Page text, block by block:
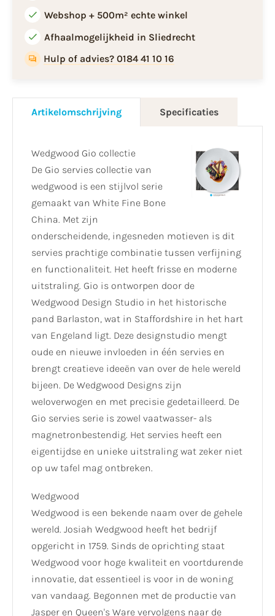
Webshop + 500m² echte winkel
Afhaalmogelijkheid in Sliedrecht
Hulp of advies? 0184 41 10 16
Artikelomschrijving Specificaties
Wedgwood Gio collectie
De Gio servies collectie van
wedgwood is een stijlvol serie
gemaakt van White Fine Bone
China. Met zijn
onderscheidende, ingesneden motieven is dit
servies prachtige combinatie tussen verfijning
en functionaliteit. Het heeft frisse en moderne
uitstraling. Gio is ontworpen door de
Wedgwood Design Studio in het historische
pand Barlaston, wat in Staffordshire in het hart
van Engeland ligt. Deze designstudio mengt
oude en nieuwe invloeden in één servies en
brengt creatieve ideeën van over de hele wereld
bijeen. De Wedgwood Designs zijn
weloverwogen en met precisie gedetailleerd. De
Gio servies serie is zowel vaatwasser- als
magnetronbestendig. Het servies heeft een
eigentijdse en unieke uitstraling wat zeker niet
op uw tafel mag ontbreken.
Wedgwood
Wedgwood is een bekende naam over de gehele
wereld. Josiah Wedgwood heeft het bedrijf
opgericht in 1759. Sinds de oprichting staat
Wedgwood voor hoge kwaliteit en voortdurende
innovatie, dat essentieel is voor in de woning
van vandaag. Begonnen met de productie van
Jasper en Queen's Ware vervolgens naar de